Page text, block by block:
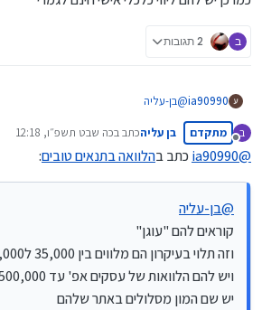
ב 2 תגובות
ia90990
@בן-עליה
קוראים להם "עוגן"
וזה תלוי בעיקרון הם מלווים בין 35,000 ל50,000 לאנשים
ויש להם הלוואות של עסקים אפ' עד 500,000 ש"ח..
כמו כן יש להם ליווי כלכלי אישי חינם לגמרי
ב
מנותק
מתקדם בן עליהכתב בכה שבט תשפ״ו, 12:18
נערך לאחרונה על ידי
@
ia90990כתב בהלוואה בתנאים טובים:
@בן-עליה
קוראים להם "עוגן"
וזה תלוי בעיקרון הם מלווים בין 35,000 ל50,000 לאנשים
ויש להם הלוואות של עסקים אפ' עד 500,000 ש"ח..
יש שם המון מסלולים באתר שלהם